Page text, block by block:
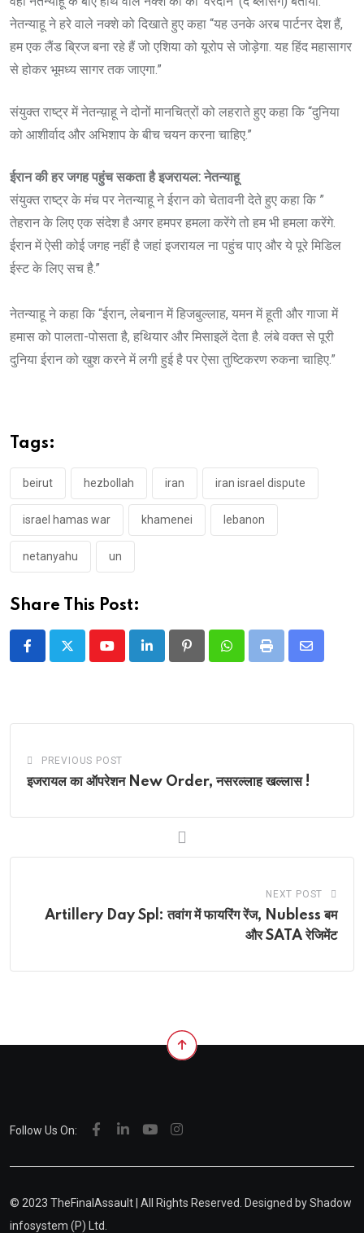
नेतन्‍याहू ने हरे वाले नक्‍शे को दिखाते हुए कहा “यह उनके अरब पार्टनर देश हैं,
हम एक लैंड ब्रिज बना रहे हैं जो एशिया को यूरोप से जोड़ेगा. यह हिंद महासागर
से होकर भूमध्‍य सागर तक जाएगा.”
संयुक्त राष्ट्र में नेतन्य़ाहू ने दोनों मानचित्रों को लहराते हुए कहा कि “दुनिया
को आशीर्वाद और अभिशाप के बीच चयन करना चाहिए.”
ईरान की हर जगह पहुंच सकता है इजरायल: नेतन्याहू
संयुक्त राष्ट्र के मंच पर नेतन्याहू ने ईरान को चेतावनी देते हुए कहा कि ”
तेहरान के लिए एक संदेश है अगर हमपर हमला करेंगे तो हम भी हमला करेंगे.
ईरान में ऐसी कोई जगह नहीं है जहां इजरायल ना पहुंच पाए और ये पूरे मिडिल
ईस्ट के लिए सच है.”
नेतन्याहू ने कहा कि “ईरान, लेबनान में हिजबुल्लाह, यमन में हूती और गाजा में
हमास को पालता-पोसता है, हथियार और मिसाइलें देता है. लंबे वक्त से पूरी
दुनिया ईरान को खुश करने में लगी हुई है पर ऐसा तुष्टिकरण रुकना चाहिए.”
Tags:
beirut hezbollah iran iran israel dispute
israel hamas war khamenei lebanon
netanyahu un
Share This Post:
YoutubeLinkedIn PinterestWhatsappPrint
Share
PREVIOUS POST
इजरायल का ऑपरेशन New Order, नसरल्लाह खल्लास !
NEXT POST
Artillery Day Spl: तवांग में फायरिंग रेंज, Nubless बम
और SATA रेजिमेंट
Follow Us On:
© 2023 TheFinalAssault | All Rights Reserved. Designed byShadow
infosystem (P) Ltd.